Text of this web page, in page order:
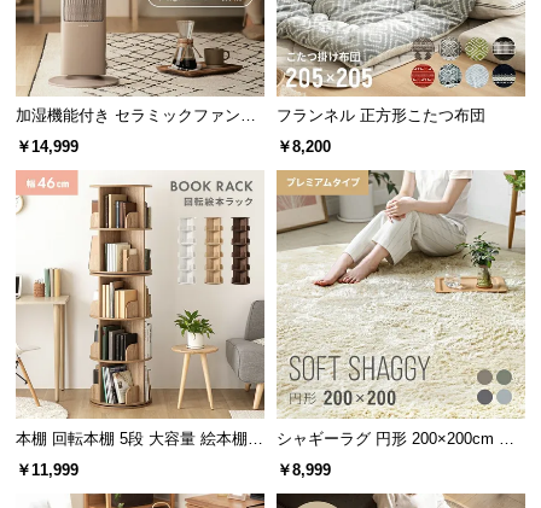
に
つ
て
開
梱
サ
ー
に
つ
い
て
横幅 奥行き 高さ
約89.5㎝ 約32㎝ 約148.5㎝
重厚感のある板の厚み
しっかりとした厚みのある板で構成されたラック
は、置くだけで重厚感のある雰囲気を演出すること
ができます。
加湿機能付き セラミックファンヒ
ーター
￥14,999
フランネル 正方形こたつ布団
￥8,200
本棚 回転本棚 5段 大容量 絵本棚
ラック
￥11,999
シャギーラグ 円形 200×200cm 洗
える 防音 防ダニ 抗菌防臭 滑り止
め付き プレミアムタイプ
￥8,999